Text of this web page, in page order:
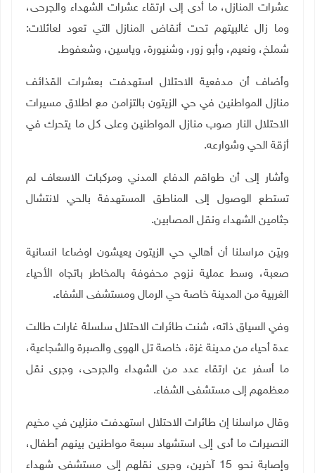
عشرات المنازل، ما أدى إلى ارتقاء عشرات الشهداء والجرحى،
وما زال غالبيتهم تحت أنقاض المنازل التي تعود لعائلات:
شملخ، ونعيم، وأبو زور، وشنيورة، وياسين، وشعفوط.
وأضاف أن مدفعية الاحتلال استهدفت بعشرات القذائف
منازل المواطنين في حي الزيتون بالتزامن مع اطلاق مسيرات
الاحتلال النار صوب منازل المواطنين وعلى كل ما يتحرك في
أزقة الحي وشوارعه.
وأشار إلى أن طواقم الدفاع المدني ومركبات الاسعاف لم
تستطع الوصول إلى المناطق المستهدفة بالحي لانتشال
جثامين الشهداء ونقل المصابين.
وبيّن مراسلنا أن أهالي حي الزيتون يعيشون اوضاعا انسانية
صعبة، وسط عملية نزوح محفوفة بالمخاطر باتجاه الأحياء
الغربية من المدينة خاصة حي الرمال ومستشفى الشفاء.
وفي السياق ذاته، شنت طائرات الاحتلال سلسلة غارات طالت
عدة أحياء من مدينة غزة، خاصة تل الهوى والصبرة والشجاعية،
ما أسفر عن ارتقاء عدد من الشهداء والجرحى، وجرى نقل
معظمهم إلى مستشفى الشفاء.
وقال مراسلنا إن طائرات الاحتلال استهدفت منزلين في مخيم
النصيرات ما أدى إلى استشهاد سبعة مواطنين بينهم أطفال،
وإصابة نحو 15 آخرين، وجرى نقلهم إلى مستشفى شهداء